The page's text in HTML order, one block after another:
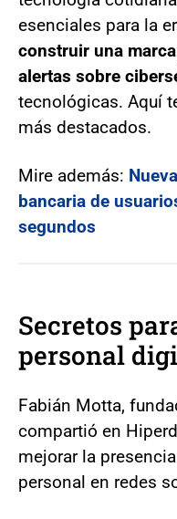
esenciales para la
construir una
alertas sobre
tecnológicas. Aquí
más destacados.
Mire además:
bancaria de
segundos
Secretos
personal
Fabián Motta,
compartió en
mejorar la
personal en redes